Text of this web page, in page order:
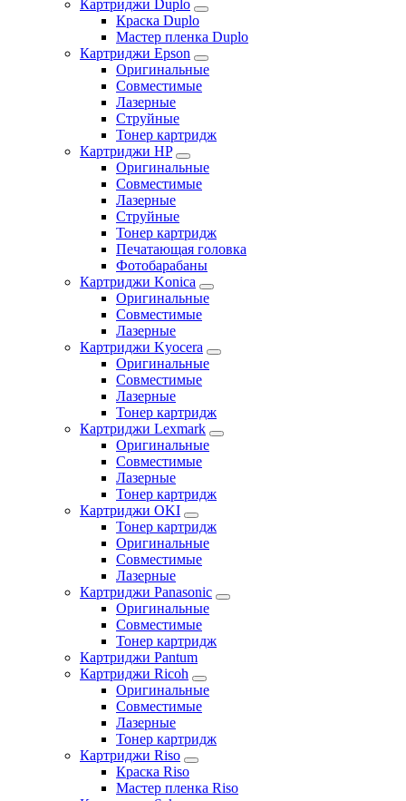
Картриджи Duplo
Краска Duplo
Мастер пленка Duplo
Картриджи Epson
Оригинальные
Совместимые
Лазерные
Струйные
Тонер картридж
Картриджи HP
Оригинальные
Совместимые
Лазерные
Струйные
Тонер картридж
Печатающая головка
Фотобарабаны
Картриджи Konica
Оригинальные
Совместимые
Лазерные
Картриджи Kyocera
Оригинальные
Совместимые
Лазерные
Тонер картридж
Картриджи Lexmark
Оригинальные
Совместимые
Лазерные
Тонер картридж
Картриджи OKI
Тонер картридж
Оригинальные
Совместимые
Лазерные
Картриджи Panasonic
Оригинальные
Совместимые
Тонер картридж
Картриджи Pantum
Картриджи Ricoh
Оригинальные
Совместимые
Лазерные
Тонер картридж
Картриджи Riso
Краска Riso
Мастер пленка Riso